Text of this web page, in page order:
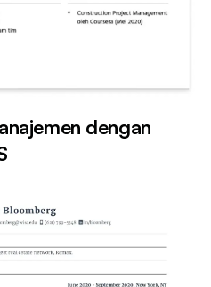
dengan